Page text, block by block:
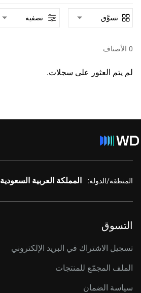
0 الأصناف
تسوَّق تصفية
لم يتم العثور على سجلات.
المنطقة/الدولة: المملكة العربية السعودية
التسوق
تسجيل الاشتراك في البريد الإلكتروني
الملف المجمّع للمنتجات
سياسة الضمان